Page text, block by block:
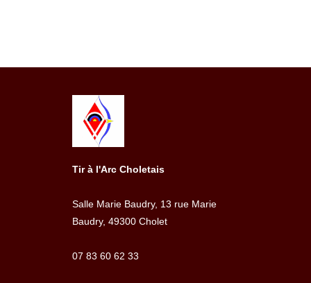
Tir à l'Arc Choletais
Salle Marie Baudry, 13 rue Marie
Baudry, 49300 Cholet
07 83 60 62 33